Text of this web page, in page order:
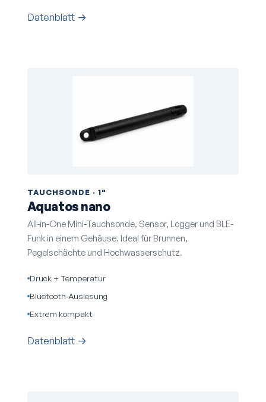
Datenblatt →
TAUCHSONDE · 1"
Aquatos nano
All-in-One Mini-Tauchsonde, Sensor, Logger und BLE-
Funk in einem Gehäuse. Ideal für Brunnen,
Pegelschächte und Hochwasserschutz.
Druck + Temperatur
Bluetooth-Auslesung
Extrem kompakt
Datenblatt →